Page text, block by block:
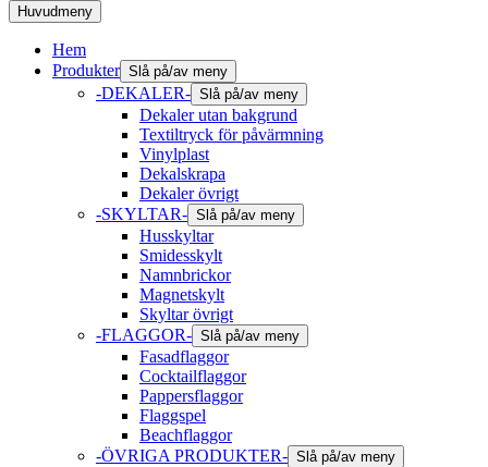
Huvudmeny
Hem
Produkter Slå på/av meny
-DEKALER- Slå på/av meny
Dekaler utan bakgrund
Textiltryck för påvärmning
Vinylplast
Dekalskrapa
Dekaler övrigt
-SKYLTAR- Slå på/av meny
Husskyltar
Smidesskylt
Namnbrickor
Magnetskylt
Skyltar övrigt
-FLAGGOR- Slå på/av meny
Fasadflaggor
Cocktailflaggor
Pappersflaggor
Flaggspel
Beachflaggor
-ÖVRIGA PRODUKTER- Slå på/av meny